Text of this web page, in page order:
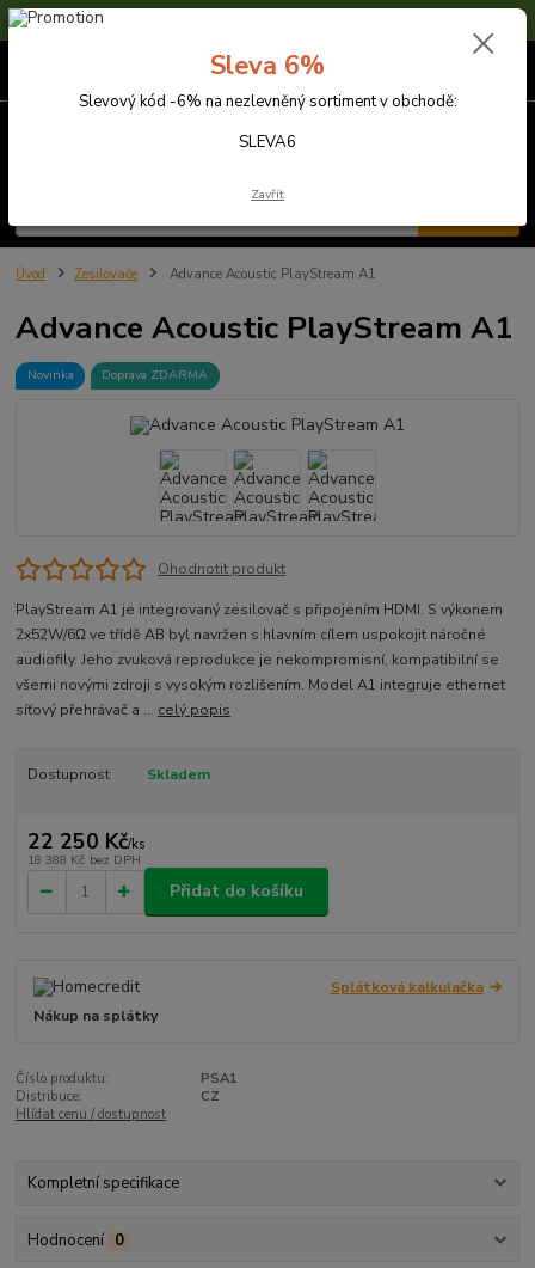
Sleva 6% na nezlevněné zboží s kódem SLEVA6
Úvod Zesilovače Advance Acoustic PlayStream A1
Advance Acoustic PlayStream A1
Novinka Doprava ZDARMA
Ohodnotit produkt
PlayStream A1 je integrovaný zesilovač s připojením HDMI. S výkonem
2x52W/6Ω ve třídě AB byl navržen s hlavním cílem uspokojit náročné
audiofily. Jeho zvuková reprodukce je nekompromisní, kompatibilní se
všemi novými zdroji s vysokým rozlišením. Model A1 integruje ethernet
síťový přehrávač a ... celý popis
Dostupnost Skladem
22 250 Kč/ks
18 388 Kč bez DPH
Přidat do košíku
Splátková kalkulačka
Nákup na splátky
Číslo produktu:
PSA1
Distribuce:
CZ
Hlídat cenu / dostupnost
Kompletní specifikace
Hodnocení 0
Sleva 6%
Slevový kód -6% na nezlevněný sortiment v obchodě:
SLEVA6
Zavřít